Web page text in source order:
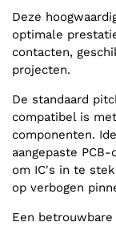
Deze
optimale
contacten,
projecten.
De standaard
compatibel is
componenten.
aangepaste
om IC's in te
op verbogen
Een